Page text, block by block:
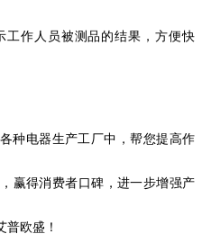
工作人员被测品的结果，方便快
种电器生产工厂中，帮您提高作
赢得消费者口碑，进一步增强产
欧盛！